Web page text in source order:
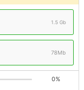
1.5 Gb
78Mb
0%